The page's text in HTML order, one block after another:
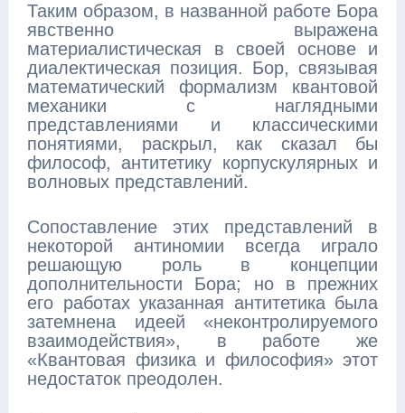
Таким образом, в названной работе Бора
явственно выражена
материалистическая в своей основе и
диалектическая позиция. Бор, связывая
математический формализм квантовой
механики с наглядными
представлениями и классическими
понятиями, раскрыл, как сказал бы
философ, антитетику корпускулярных и
волновых представлений.
Сопоставление этих представлений в
некоторой антиномии всегда играло
решающую роль в концепции
дополнительности Бора; но в прежних
его работах указанная антитетика была
затемнена идеей «неконтролируемого
взаимодействия», в работе же
«Квантовая физика и философия» этот
недостаток преодолен.